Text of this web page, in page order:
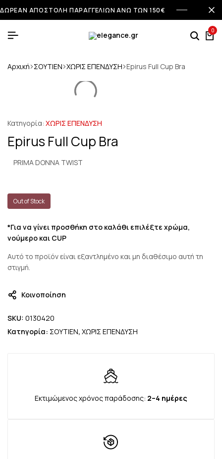
ΔΩΡΕΑΝ ΑΠΟΣΤΟΛΗ ΠΑΡΑΓΓΕΛΙΩΝ ΑΝΩ ΤΩΝ 150€
0
Αρχική ΣΟΥΤΙΕΝ ΧΩΡΙΣ ΕΠΕΝΔΥΣΗ Epirus Full Cup Bra
Κατηγορία: ΧΩΡΙΣ ΕΠΕΝΔΥΣΗ
Epirus Full Cup Bra
PRIMA DONNA TWIST
Out of Stock
*Για να γίνει προσθήκη στο καλάθι επιλέξτε χρώμα,
νούμερο και CUP
Αυτό το προϊόν είναι εξαντλημένο και μη διαθέσιμο αυτή τη
στιγμή.
Κοινοποίηση
SKU: 0130420
Κατηγορία: ΣΟΥΤΙΕΝ, ΧΩΡΙΣ ΕΠΕΝΔΥΣΗ
Εκτιμώμενος χρόνος παράδοσης: 2–4 ημέρες